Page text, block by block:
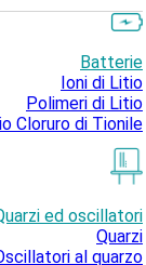
Batterie
Ioni di Litio
Polimeri di Litio
Cloruro di Tionile
ed oscillatori
Quarzi
al quarzo